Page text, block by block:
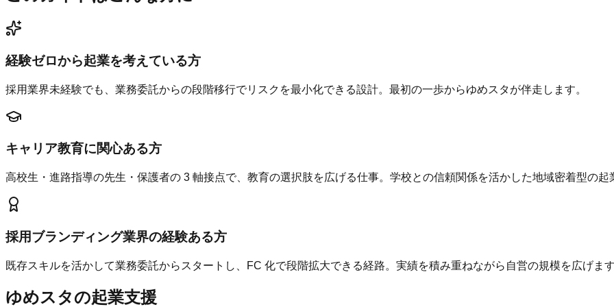
経験ゼロから起業を考えている方
採用業界未経験でも、業務委託からの段階移行でリスクを最小化できる設計。最初の一歩からゆめスタが伴走します。
キャリア教育に関心ある方
高校生・進路指導の先生・保護者の 3 軸接点で、教育の選択肢を広げる仕事。学校との信頼関係を活かした地域密着型の起
採用ブランディング業界の経験ある方
既存スキルを活かして業務委託からスタートし、FC 化で段階拡大できる経路。実績を積み重ねながら自営の規模を広げます
ゆめスタの起業支援